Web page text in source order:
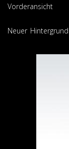
Vorderansicht
Neuer